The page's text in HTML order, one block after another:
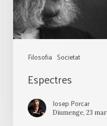
Filosofia Societat
Espectres
Josep Porcar
Diumenge, 23